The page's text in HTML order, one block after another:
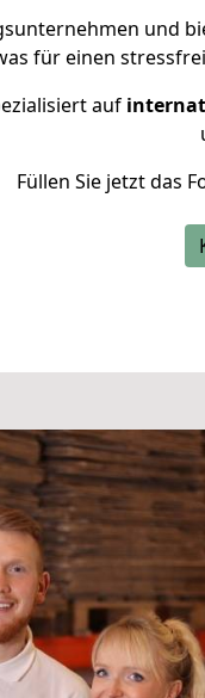
und
für einen
auf
Füllen Sie jetzt das